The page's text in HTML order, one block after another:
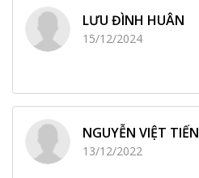
LƯU ĐÌNH HUÂN
15/12/2024
NGUYỄN VIỆT TIẾN
13/12/2022